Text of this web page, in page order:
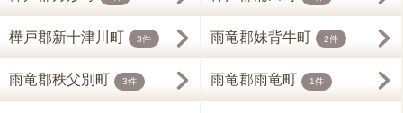
樺戸郡新十津川町 3件 雨竜郡妹背牛町 2件
雨竜郡秩父別町 3件 雨竜郡雨竜町 1件